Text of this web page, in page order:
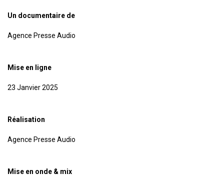
Un documentaire de
Agence Presse Audio
Mise en ligne
23 Janvier 2025
Réalisation
Agence Presse Audio
Mise en onde & mix